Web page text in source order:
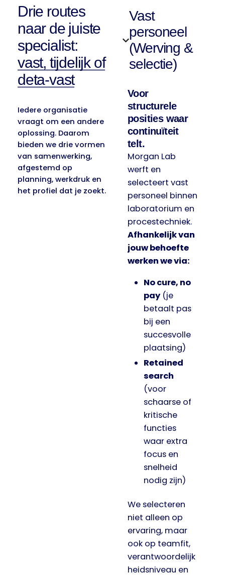
Drie routes
naar de juiste
specialist:
vast, tijdelijk of
deta-vast
Iedere organisatie
vraagt om een andere
oplossing. Daarom
bieden we drie vormen
van samenwerking,
afgestemd op
planning, werkdruk en
het profiel dat je zoekt.
Vast
personeel
(Werving &
selectie)
Voor
structurele
posities waar
continuïteit
telt.
Morgan Lab
werft en
selecteert vast
personeel binnen
laboratorium en
procestechniek.
Afhankelijk van
jouw behoefte
werken we via:
No cure, no
pay(je
betaalt pas
bij een
succesvolle
plaatsing)
Retained
search
(voor
schaarse of
kritische
functies
waar extra
focus en
snelheid
nodig zijn)
We selecteren
niet alleen op
ervaring, maar
ook op teamfit,
verantwoordelijk
heidsniveau en